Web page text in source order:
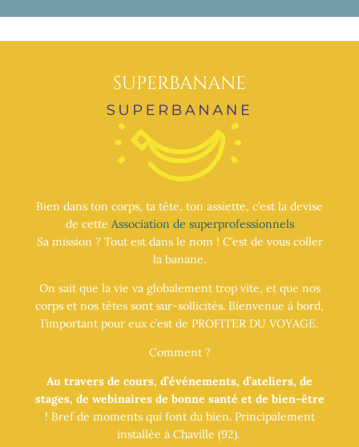
SUPERBANANE
Bien dans ton corps, ta tête, ton assiette, c’est la devise
de cette Association de superprofessionnels
Sa mission ? Tout est dans le nom ! C’est de vous coller
la banane.
On sait que la vie va globalement trop vite, et que nos
corps et nos têtes sont sur-sollicités. Bienvenue à bord,
l’important pour eux c’est de PROFITER DU VOYAGE.
Comment ?
Au travers de cours, d’événements, d’ateliers, de
stages, de webinaires de bonne santé et de bien-être
! Bref de moments qui font du bien. Principalement
installée à Chaville (92).